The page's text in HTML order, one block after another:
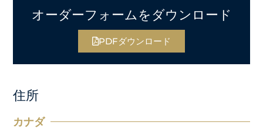
オーダーフォームをダウンロード
PDFダウンロード
住所
カナダ